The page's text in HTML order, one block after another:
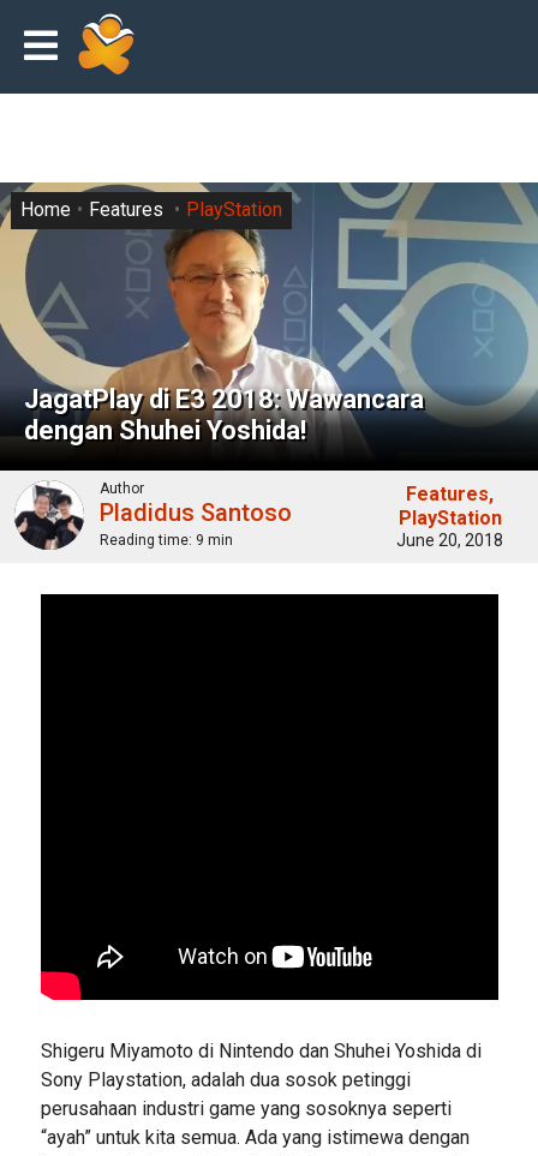
JagatPlay di E3 2018: Wawancara
dengan Shuhei Yoshida!
Home Features PlayStation
Author
Pladidus Santoso
Reading time: 9 min
Features
PlayStation
June 20, 2018
Shigeru Miyamoto di Nintendo dan Shuhei Yoshida di
Sony Playstation, adalah dua sosok petinggi
perusahaan industri game yang sosoknya seperti
“ayah” untuk kita semua. Ada yang istimewa dengan